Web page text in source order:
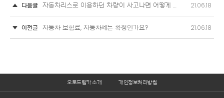
다음글 자동차리스로 이용하던 차량이 사고나면 어떻게 처리하나요? 21.06.18
이전글 자동차 보험료, 자동차세는 확정인가요? 21.06.18
오토드림카 소개 개인정보처리방침